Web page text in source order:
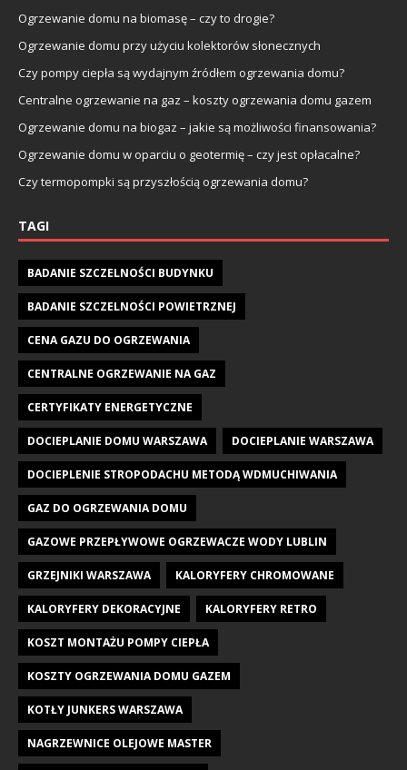
Ogrzewanie domu na biomasę – czy to drogie?
Ogrzewanie domu przy użyciu kolektorów słonecznych
Czy pompy ciepła są wydajnym źródłem ogrzewania domu?
Centralne ogrzewanie na gaz – koszty ogrzewania domu gazem
Ogrzewanie domu na biogaz – jakie są możliwości finansowania?
Ogrzewanie domu w oparciu o geotermię – czy jest opłacalne?
Czy termopompki są przyszłością ogrzewania domu?
TAGI
BADANIE SZCZELNOŚCI BUDYNKU
BADANIE SZCZELNOŚCI POWIETRZNEJ
CENA GAZU DO OGRZEWANIA
CENTRALNE OGRZEWANIE NA GAZ
CERTYFIKATY ENERGETYCZNE
DOCIEPLANIE DOMU WARSZAWA DOCIEPLANIE WARSZAWA
DOCIEPLENIE STROPODACHU METODĄ WDMUCHIWANIA
GAZ DO OGRZEWANIA DOMU
GAZOWE PRZEPŁYWOWE OGRZEWACZE WODY LUBLIN
GRZEJNIKI WARSZAWA KALORYFERY CHROMOWANE
KALORYFERY DEKORACYJNE KALORYFERY RETRO
KOSZT MONTAŻU POMPY CIEPŁA
KOSZTY OGRZEWANIA DOMU GAZEM
KOTŁY JUNKERS WARSZAWA
NAGRZEWNICE OLEJOWE MASTER